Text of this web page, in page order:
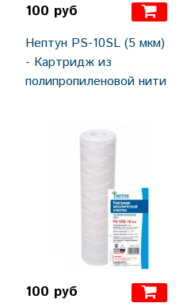
100 руб
Нептун PS-10SL (5 мкм)
- Картридж из
полипропиленовой нити
100 руб